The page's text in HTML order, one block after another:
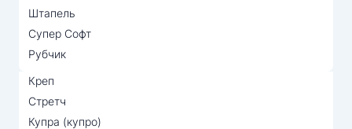
Штапель
Супер Софт
Рубчик
Креп
Стретч
Купра (купро)